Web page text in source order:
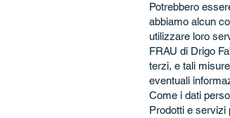
Potrebbero
abbiamo alcun
utilizzare loro
FRAU di Drigo
terzi, e tali
eventuali
Come i dati
Prodotti e servizi